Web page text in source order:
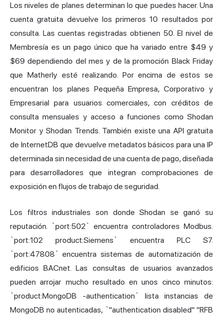
Los niveles de planes determinan lo que puedes hacer. Una
cuenta gratuita devuelve los primeros 10 resultados por
consulta. Las cuentas registradas obtienen 50. El nivel de
Membresía es un pago único que ha variado entre $49 y
$69 dependiendo del mes y de la promoción Black Friday
que Matherly esté realizando. Por encima de estos se
encuentran los planes Pequeña Empresa, Corporativo y
Empresarial para usuarios comerciales, con créditos de
consulta mensuales y acceso a funciones como Shodan
Monitor y Shodan Trends. También existe una API gratuita
de InternetDB que devuelve metadatos básicos para una IP
determinada sin necesidad de una cuenta de pago, diseñada
para desarrolladores que integran comprobaciones de
exposición en flujos de trabajo de seguridad.
Los filtros industriales son donde Shodan se ganó su
reputación. `port:502` encuentra controladores Modbus.
`port:102 product:Siemens` encuentra PLC S7.
`port:47808` encuentra sistemas de automatización de
edificios BACnet. Las consultas de usuarios avanzados
pueden arrojar mucho resultado en unos cinco minutos:
`product:MongoDB -authentication` lista instancias de
MongoDB no autenticadas, `"authentication disabled" "RFB